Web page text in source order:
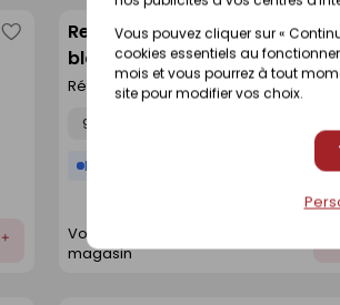
Vous pouvez cliquer sur «
cookies essentiels au
mois et vous pourrez à tout
site pour modifier vos choix.
Enregistrer
comme
Receveur de douche PLANEO
blanc mat antidérapant - 140
80 cm
Référence :30168332
Disponibilité selon magasin
Voir prix et disponibilité en
magasin